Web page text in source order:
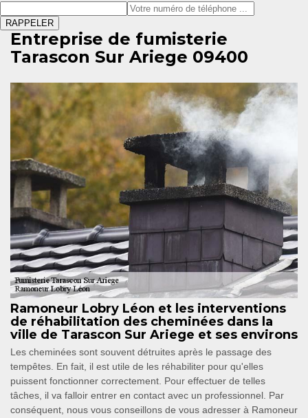
Entreprise de fumisterie
Tarascon Sur Ariege 09400
Ramoneur Lobry Léon et les interventions
de réhabilitation des cheminées dans la
ville de Tarascon Sur Ariege et ses environs
Les cheminées sont souvent détruites après le passage des
tempêtes. En fait, il est utile de les réhabiliter pour qu'elles
puissent fonctionner correctement. Pour effectuer de telles
tâches, il va falloir entrer en contact avec un professionnel. Par
conséquent, nous vous conseillons de vous adresser à Ramoneur